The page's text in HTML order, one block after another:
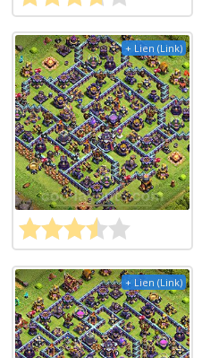
+ Lien (Link)
+ Lien (Link)